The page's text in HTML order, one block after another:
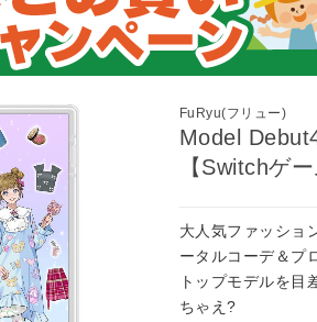
FuRyu(フリュー)
Model
【Switchゲ
大人気ファッショ
ータルコーデ＆プ
トップモデルを目
ちゃえ?